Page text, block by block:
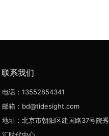
联系我们
电话：13552854341
邮箱：bd@tidesight.com
地址：北京市朝阳区建国路37号院秀